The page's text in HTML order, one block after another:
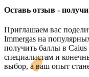
Оставь отзыв -
Приглашаем вас
Immergas на
получить баллы в
специалистам и
выбор, а ваш опыт